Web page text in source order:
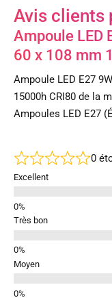
Avis clients
Ampoule LED
60 x 108 mm
Ampoule LED E27
15000h CRI80 de la
Ampoules LED E27
0
Excellent
Très bon
Moyen